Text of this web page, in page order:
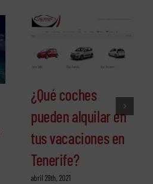
¿Qué coches
pueden alquilar en
tus vacaciones en
Tenerife?
abril 29th, 2021